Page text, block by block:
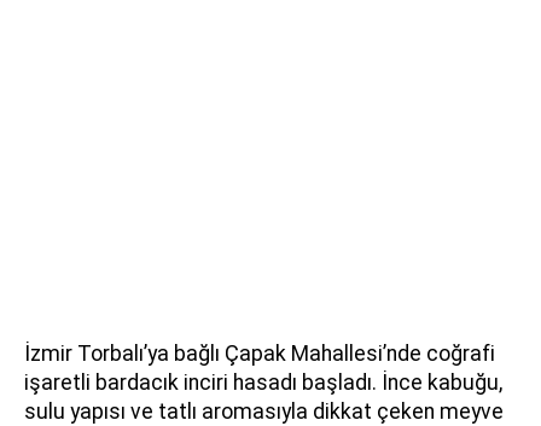
İzmir Torbalı’ya bağlı Çapak Mahallesi’nde coğrafi
işaretli bardacık inciri hasadı başladı. İnce kabuğu,
sulu yapısı ve tatlı aromasıyla dikkat çeken meyve